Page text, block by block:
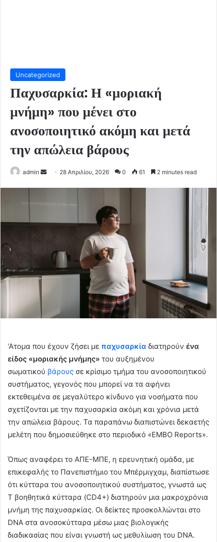
Uncategorized
Παχυσαρκία: Η «μοριακή
μνήμη» που μένει στο
ανοσοποιητικό ακόμη και μετά
την απώλεια βάρους
admin
Send 28 Απριλίου, 2026 0 61 2 minutes read
‘Ατομα που έχουν ζήσει με παχυσαρκία διατηρούν ένα
είδος «μοριακής μνήμης» του αυξημένου
σωματικού βάρους σε κρίσιμο τμήμα του ανοσοποιητικού
συστήματος, γεγονός που μπορεί να τα αφήνει
εκτεθειμένα σε μεγαλύτερο κίνδυνο για νοσήματα που
σχετίζονται με την παχυσαρκία ακόμη και χρόνια μετά
την απώλεια βάρους. Τα παραπάνω διαπιστώνει δεκαετής
μελέτη που δημοσιεύθηκε στο περιοδικό «EMBO Reports».
Όπως αναφέρει το ΑΠΕ-ΜΠΕ, η ερευνητική ομάδα, με
επικεφαλής το Πανεπιστήμιο του Μπέρμιγχαμ, διαπίστωσε
ότι κύτταρα του ανοσοποιητικού συστήματος, γνωστά ως
Τ βοηθητικά κύτταρα (CD4+) διατηρούν μια μακροχρόνια
μνήμη της παχυσαρκίας. Οι δείκτες προσκολλώνται στο
DNA στα ανοσοκύτταρα μέσω μιας βιολογικής
διαδικασίας που είναι γνωστή ως μεθυλίωση του DNA.